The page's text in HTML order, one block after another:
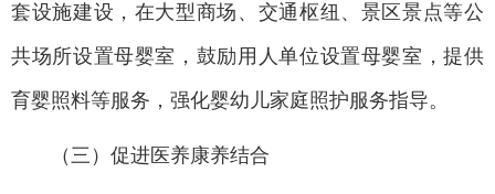
套设施建设，在大型商场、交通枢纽、景区景点等公
共场所设置母婴室，鼓励用人单位设置母婴室，提供
育婴照料等服务，强化婴幼儿家庭照护服务指导。
（三）促进医养康养结合